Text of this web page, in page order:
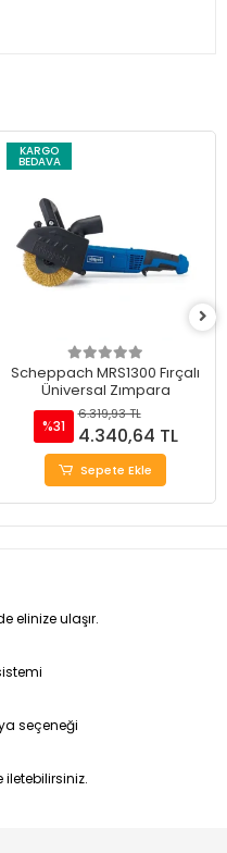
KARGO
BEDAVA
Scheppach MRS1300 Fırçalı
Üniversal Zımpara
%31
6.319,93 TL
4.340,64 TL
Sepete Ekle
elinize ulaşır.
seçeneği
iletebilirsiniz.